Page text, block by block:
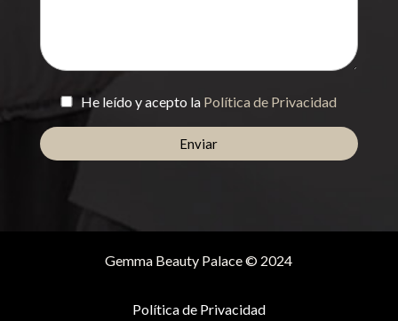
He leído y acepto la Política de Privacidad
Gemma Beauty Palace © 2024
Política de Privacidad